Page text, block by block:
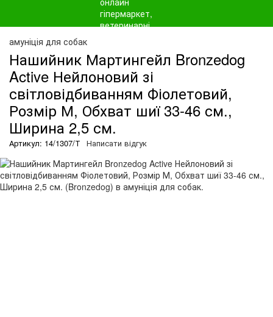
амуніція для собак
Нашийник Мартингейл Bronzedog
Active Нейлоновий зі
світловідбиванням Фіолетовий,
Розмір М, Обхват шиї 33-46 см.,
Ширина 2,5 см.
Артикул: 14/1307/Т Написати відгук